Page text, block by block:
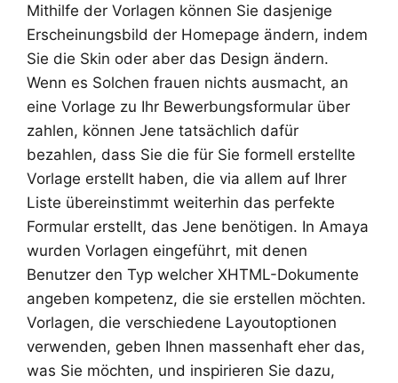
Mithilfe der Vorlagen können Sie dasjenige
Erscheinungsbild der Homepage ändern, indem
Sie die Skin oder aber das Design ändern.
Wenn es Solchen frauen nichts ausmacht, an
eine Vorlage zu Ihr Bewerbungsformular über
zahlen, können Jene tatsächlich dafür
bezahlen, dass Sie die für Sie formell erstellte
Vorlage erstellt haben, die via allem auf Ihrer
Liste übereinstimmt weiterhin das perfekte
Formular erstellt, das Jene benötigen. In Amaya
wurden Vorlagen eingeführt, mit denen
Benutzer den Typ welcher XHTML-Dokumente
angeben kompetenz, die sie erstellen möchten.
Vorlagen, die verschiedene Layoutoptionen
verwenden, geben Ihnen massenhaft eher das,
was Sie möchten, und inspirieren Sie dazu,